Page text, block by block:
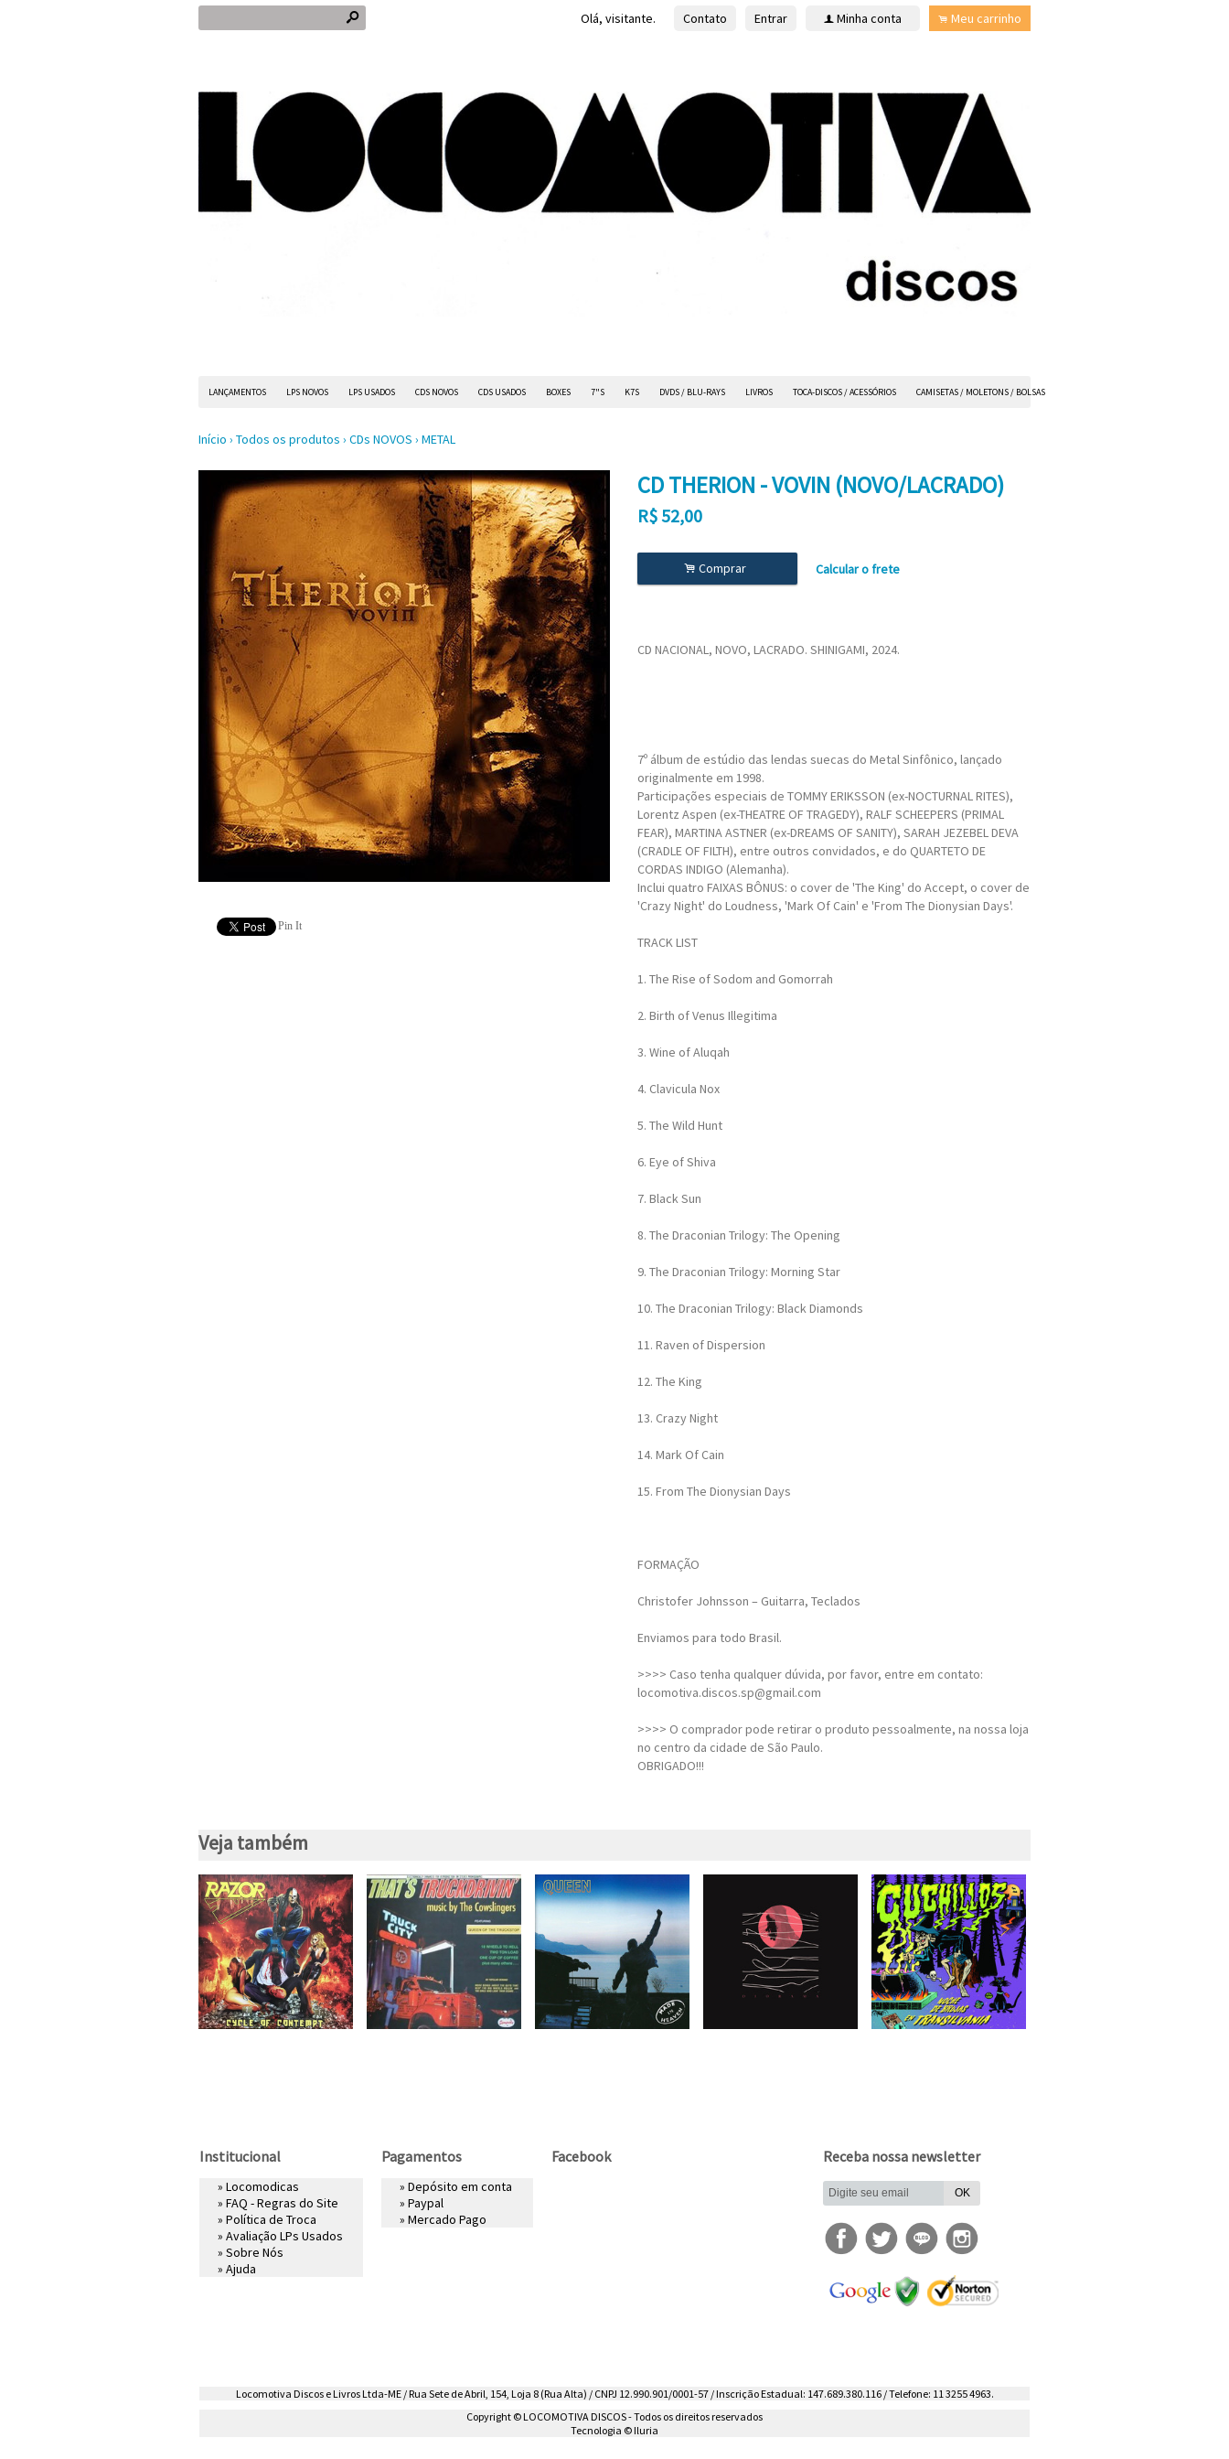
s Olá, visitante. Contato Entrar f Minha conta . Meu carrinho
LANÇAMENTOS LPS NOVOS LPS USADOS CDS NOVOS CDS USADOS BOXES 7"S K7S DVDS / BLU-RAYS LIVROS TOCA-DISCOS / ACESSÓRIOS CAMISETAS / MOLETONS / BOLSAS
Início › Todos os produtos › CDs NOVOS › METAL
Pin It
CD THERION - VOVIN (NOVO/LACRADO)
R$52,00
. Comprar Calcular o frete
CD NACIONAL, NOVO, LACRADO. SHINIGAMI, 2024.
7º álbum de estúdio das lendas suecas do Metal Sinfônico, lançado
originalmente em 1998.
Participações especiais de TOMMY ERIKSSON (ex-NOCTURNAL RITES),
Lorentz Aspen (ex-THEATRE OF TRAGEDY), RALF SCHEEPERS (PRIMAL
FEAR), MARTINA ASTNER (ex-DREAMS OF SANITY), SARAH JEZEBEL DEVA
(CRADLE OF FILTH), entre outros convidados, e do QUARTETO DE
CORDAS INDIGO (Alemanha).
Inclui quatro FAIXAS BÔNUS: o cover de 'The King' do Accept, o cover de
'Crazy Night' do Loudness, 'Mark Of Cain' e 'From The Dionysian Days'.
TRACK LIST
1. The Rise of Sodom and Gomorrah
2. Birth of Venus Illegitima
3. Wine of Aluqah
4. Clavicula Nox
5. The Wild Hunt
6. Eye of Shiva
7. Black Sun
8. The Draconian Trilogy: The Opening
9. The Draconian Trilogy: Morning Star
10. The Draconian Trilogy: Black Diamonds
11. Raven of Dispersion
12. The King
13. Crazy Night
14. Mark Of Cain
15. From The Dionysian Days
FORMAÇÃO
Christofer Johnsson – Guitarra, Teclados
Enviamos para todo Brasil.
>>>> Caso tenha qualquer dúvida, por favor, entre em contato:
locomotiva.discos.sp@gmail.com
>>>> O comprador pode retirar o produto pessoalmente, na nossa loja
no centro da cidade de São Paulo.
OBRIGADO!!!
Veja também
Institucional
» Locomodicas
» FAQ - Regras do Site
» Política de Troca
» Avaliação LPs Usados
» Sobre Nós
» Ajuda
Pagamentos
» Depósito em conta
» Paypal
» Mercado Pago
Facebook Receba nossa newsletter
Locomotiva Discos e Livros Ltda-ME / Rua Sete de Abril, 154, Loja 8 (Rua Alta) / CNPJ 12.990.901/0001-57 / Inscrição Estadual: 147.689.380.116 / Telefone: 11 3255 4963.
Copyright © LOCOMOTIVA DISCOS - Todos os direitos reservados
Tecnologia © Iluria